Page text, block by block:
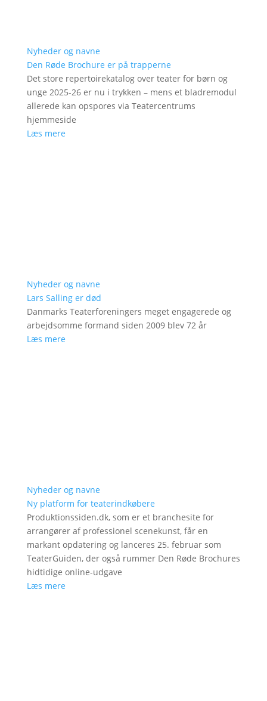
Nyheder og navne
Den Røde Brochure er på trapperne
Det store repertoirekatalog over teater for børn og
unge 2025-26 er nu i trykken – mens et bladremodul
allerede kan opspores via Teatercentrums
hjemmeside
Læs mere
Nyheder og navne
Lars Salling er død
Danmarks Teaterforeningers meget engagerede og
arbejdsomme formand siden 2009 blev 72 år
Læs mere
Nyheder og navne
Ny platform for teaterindkøbere
Produktionssiden.dk, som er et branchesite for
arrangører af professionel scenekunst, får en
markant opdatering og lanceres 25. februar som
TeaterGuiden, der også rummer Den Røde Brochures
hidtidige online-udgave
Læs mere